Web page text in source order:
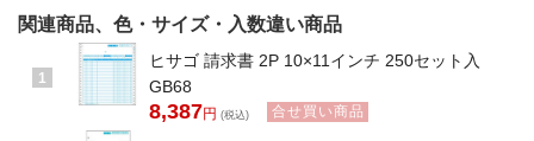
関連商品、色・サイズ・入数違い商品
1
ヒサゴ 請求書 2P 10×11インチ 250セット入
GB68
8,387円 (税込) 合せ買い商品